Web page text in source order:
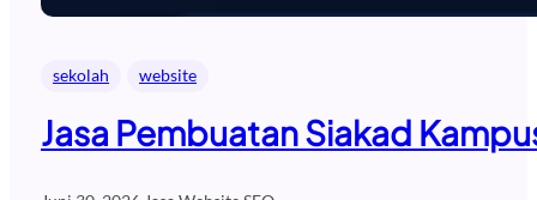
sekolah website
Jasa Pembuatan Siakad